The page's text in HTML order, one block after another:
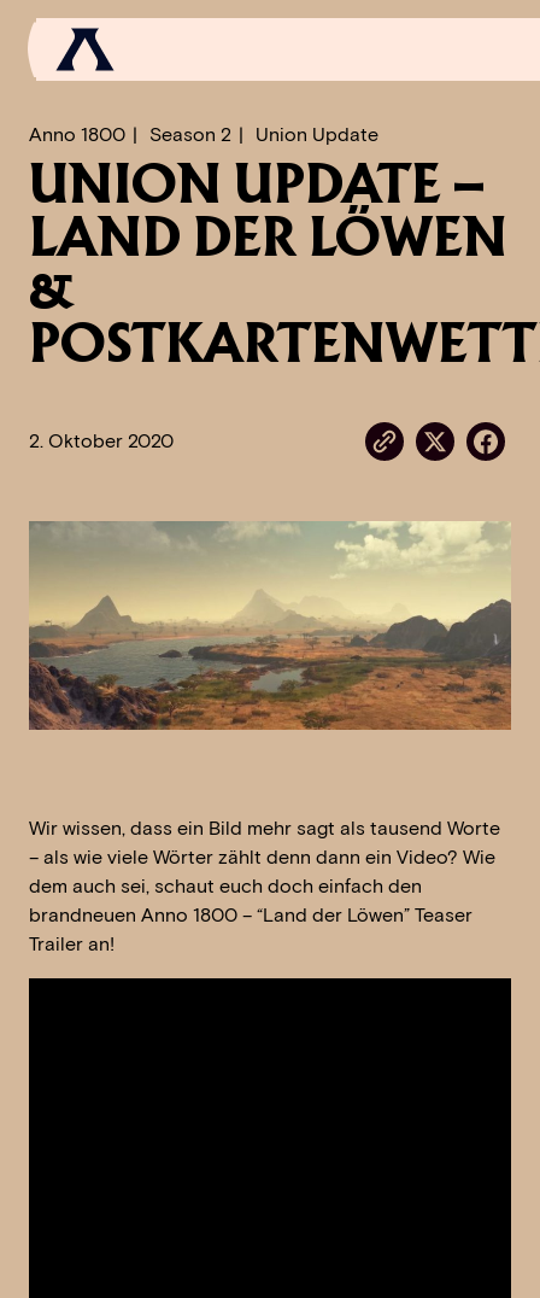
NEWS
SCROLL OF FAME
COMMUNITY
GAMES
Anno 1800 Season 2 Union Update
UNION UPDATE –
LAND DER LÖWEN
&
2. Oktober 2020
Wir wissen, dass ein Bild mehr sagt als tausend Worte
– als wie viele Wörter zählt denn dann ein Video? Wie
dem auch sei, schaut euch doch einfach den
brandneuen Anno 1800 – “Land der Löwen” Teaser
Trailer an!